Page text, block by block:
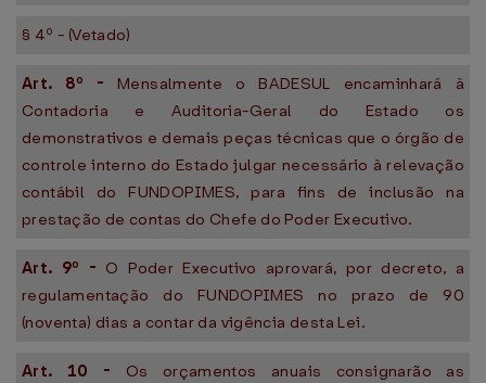
§ 4º - (Vetado)
Art. 8º - Mensalmente o BADESUL encaminhará à
Contadoria e Auditoria-Geral do Estado os
demonstrativos e demais peças técnicas que o órgão de
controle interno do Estado julgar necessário à relevação
contábil do FUNDOPIMES, para fins de inclusão na
prestação de contas do Chefe do Poder Executivo.
Art. 9º - O Poder Executivo aprovará, por decreto, a
regulamentação do FUNDOPIMES no prazo de 90
(noventa) dias a contar da vigência desta Lei.
Art. 10 - Os orçamentos anuais consignarão as